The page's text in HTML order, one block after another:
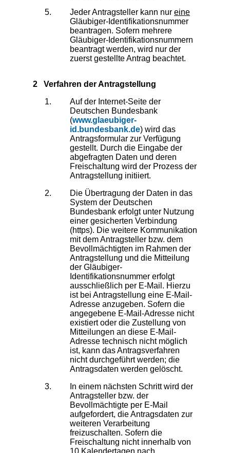
Jeder Antragsteller kann nur eine
Gläubiger-Identifikationsnummer
beantragen. Sofern mehrere
Gläubiger-Identifikationsnummern
beantragt werden, wird nur der
zuerst gestellte Antrag beachtet.
2 Verfahren der Antragstellung
Auf der Internet-Seite der
Deutschen Bundesbank
(www.glaeubiger-
id.bundesbank.de) wird das
Antragsformular zur Verfügung
gestellt. Durch die Eingabe der
abgefragten Daten und deren
Freischaltung wird der Prozess der
Antragstellung initiiert.
Die Übertragung der Daten in das
System der Deutschen
Bundesbank erfolgt unter Nutzung
einer gesicherten Verbindung
(https). Die weitere Kommunikation
mit dem Antragsteller bzw. dem
Bevollmächtigten im Rahmen der
Antragstellung und die Mitteilung
der Gläubiger-
Identifikationsnummer erfolgt
ausschließlich per E-Mail. Hierzu
ist bei Antragstellung eine E-Mail-
Adresse anzugeben. Sofern die
angegebene E-Mail-Adresse nicht
existiert oder die Zustellung von
Mitteilungen an diese E-Mail-
Adresse technisch nicht möglich
ist, kann das Antragsverfahren
nicht durchgeführt werden; die
Antragsdaten werden gelöscht.
In einem nächsten Schritt wird der
Antragsteller bzw. der
Bevollmächtigte per E-Mail
aufgefordert, die Antragsdaten zur
weiteren Verarbeitung
freizuschalten. Sofern die
Freischaltung nicht innerhalb von